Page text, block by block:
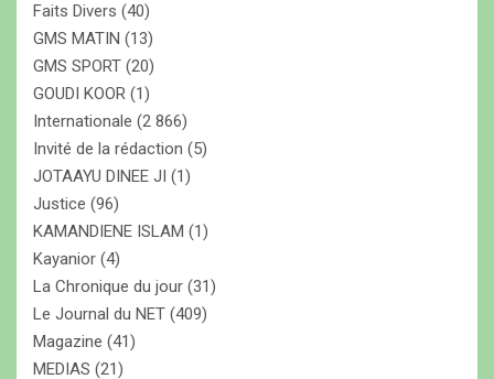
Faits Divers (40)
GMS MATIN (13)
GMS SPORT (20)
GOUDI KOOR (1)
Internationale (2 866)
Invité de la rédaction (5)
JOTAAYU DINEE JI (1)
Justice (96)
KAMANDIENE ISLAM (1)
Kayanior (4)
La Chronique du jour (31)
Le Journal du NET (409)
Magazine (41)
MEDIAS (21)